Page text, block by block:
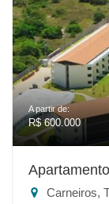
A partir de:
R$ 600.000
Carneiros,